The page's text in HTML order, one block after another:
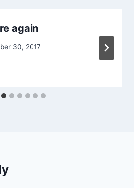
again
30, 2017